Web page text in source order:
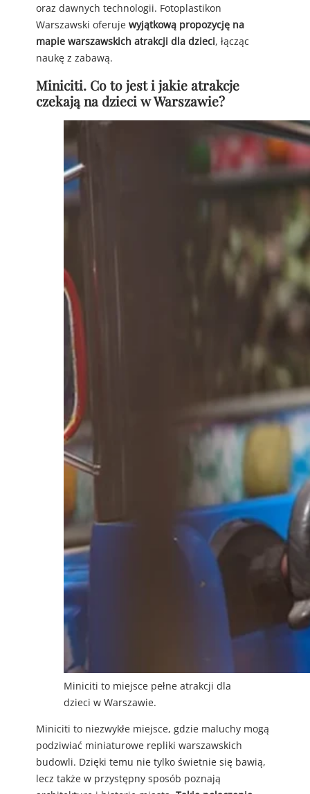
oraz dawnych technologii. Fotoplastikon
Warszawski oferuje wyjątkową propozycję na
mapie warszawskich atrakcji dla dzieci, łącząc
naukę z zabawą.
Miniciti. Co to jest i jakie atrakcje
czekają na dzieci w Warszawie?
Miniciti to miejsce pełne atrakcji dla
dzieci w Warszawie.
Miniciti to niezwykłe miejsce, gdzie maluchy mogą
podziwiać miniaturowe repliki warszawskich
budowli. Dzięki temu nie tylko świetnie się bawią,
lecz także w przystępny sposób poznają